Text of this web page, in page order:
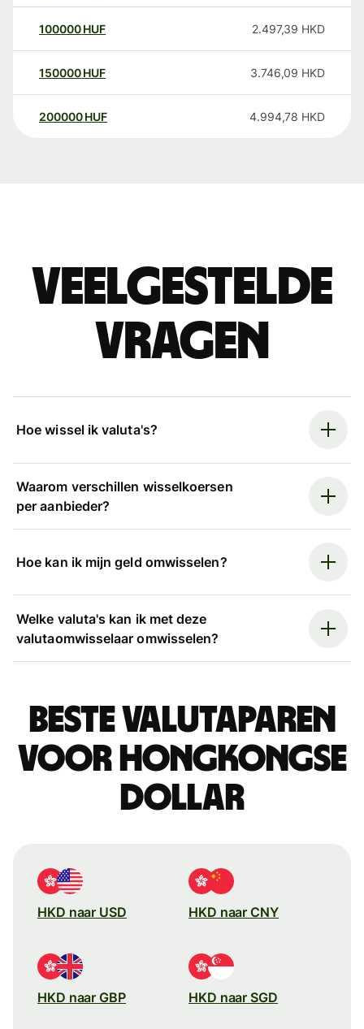
100000 HUF 2.497,39 HKD
150000 HUF 3.746,09 HKD
200000 HUF 4.994,78 HKD
Veelgestelde
vragen
Hoe wissel ik valuta's?
Waarom verschillen wisselkoersen
per aanbieder?
Hoe kan ik mijn geld omwisselen?
Welke valuta's kan ik met deze
valutaomwisselaar omwisselen?
Beste valutaparen
voor Hongkongse
dollar
HKD naar USD HKD naar CNY
HKD naar GBP HKD naar SGD